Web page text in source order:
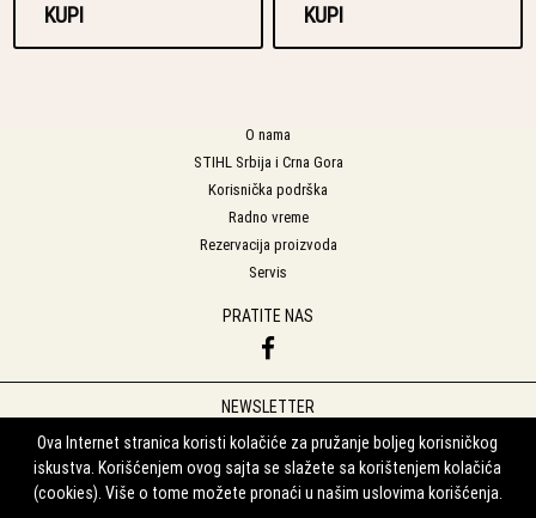
Ova Internet stranica koristi kolačiće za pružanje boljeg korisničkog
iskustva. Korišćenjem ovog sajta se slažete sa korištenjem kolačića
(cookies). Više o tome možete pronaći u našim uslovima korišćenja.
KUPI KUPI
O nama
STIHL Srbija i Crna Gora
Korisnička podrška
Radno vreme
Rezervacija proizvoda
Servis
PRATITE NAS
NEWSLETTER
Prijavite se na naš Newsletter
Prijavi se